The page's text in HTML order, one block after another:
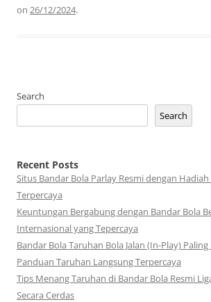
on 26/12/2024.
Search
Search
Recent Posts
Situs Bandar Bola Parlay Resmi dengan
Terpercaya
Keuntungan Bergabung dengan Bandar Bola
Internasional yang Tepercaya
Bandar Bola Taruhan Bola Jalan (In-Play)
Panduan Taruhan Langsung Terpercaya
Tips Menang Taruhan di Bandar Bola Resmi
Secara Cerdas